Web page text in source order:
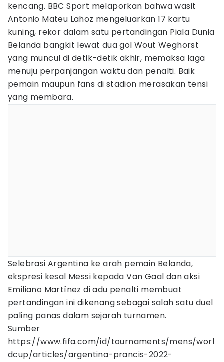
kencang. BBC Sport melaporkan bahwa wasit
Antonio Mateu Lahoz mengeluarkan 17 kartu
kuning, rekor dalam satu pertandingan Piala Dunia
Belanda bangkit lewat dua gol Wout Weghorst
yang muncul di detik-detik akhir, memaksa laga
menuju perpanjangan waktu dan penalti. Baik
pemain maupun fans di stadion merasakan tensi
yang membara.
Selebrasi Argentina ke arah pemain Belanda,
ekspresi kesal Messi kepada Van Gaal dan aksi
Emiliano Martínez di adu penalti membuat
pertandingan ini dikenang sebagai salah satu duel
paling panas dalam sejarah turnamen.
Sumber
https://www.fifa.com/id/tournaments/mens/worl
dcup/articles/argentina-prancis-2022-